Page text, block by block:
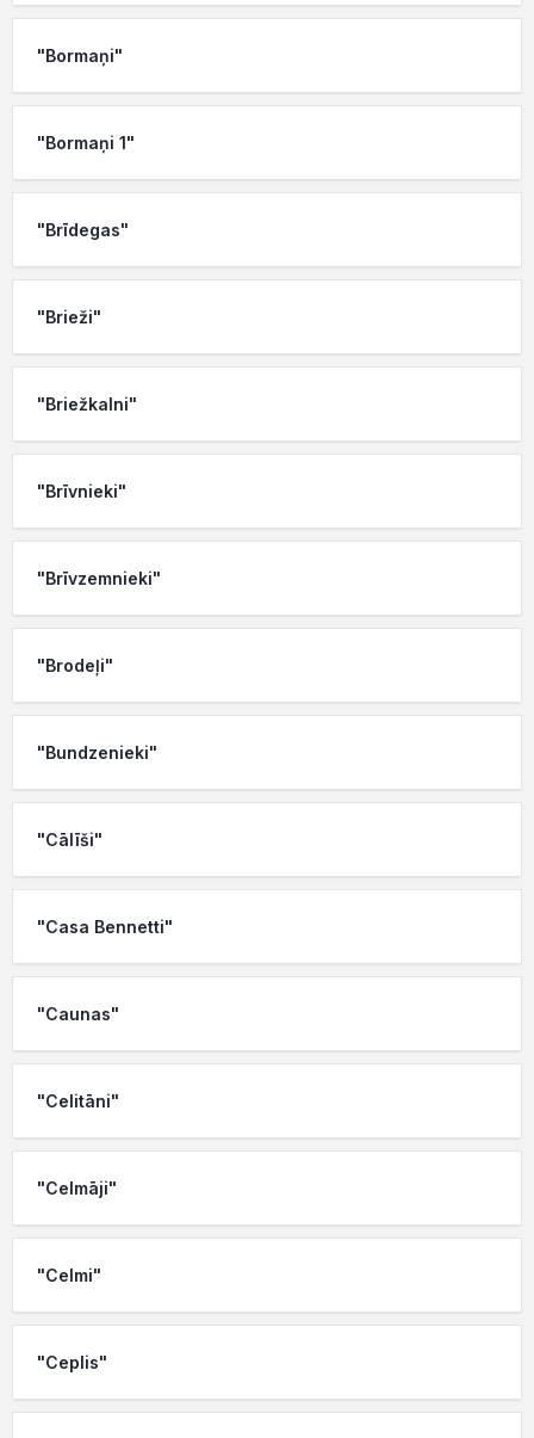
"Bormaņi"
"Bormaņi 1"
"Brīdegas"
"Brieži"
"Briežkalni"
"Brīvnieki"
"Brīvzemnieki"
"Brodeļi"
"Bundzenieki"
"Cālīši"
"Casa Bennetti"
"Caunas"
"Celitāni"
"Celmāji"
"Celmi"
"Ceplis"